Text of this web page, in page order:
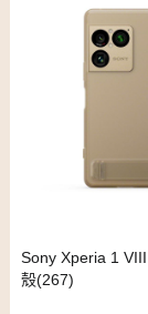
Sony Xperia 1
殼(267)